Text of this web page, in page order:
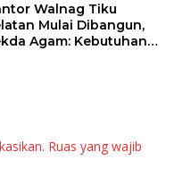
Walnag Tiku
Mulai Dibangun,
Agam: Kebutuhan
Ruas yang wajib